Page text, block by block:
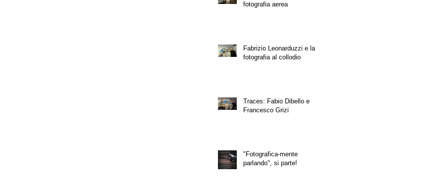
fotografia aerea
Fabrizio Leonarduzzi e la
fotografia al collodio
Traces: Fabio Dibello e
Francesco Grizi
"Fotografica-mente
parlando", si parte!